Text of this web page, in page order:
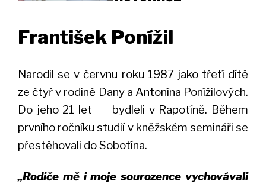
František Ponížil
Narodil se v červnu roku 1987 jako třetí dítě
ze čtyř v rodině Dany a Antonína Ponížilových.
Do jeho 21 let bydleli v Rapotíně. Během
prvního ročníku studií v kněžském semináři se
přestěhovali do Sobotína.
„Rodiče mě i moje sourozence vychovávali